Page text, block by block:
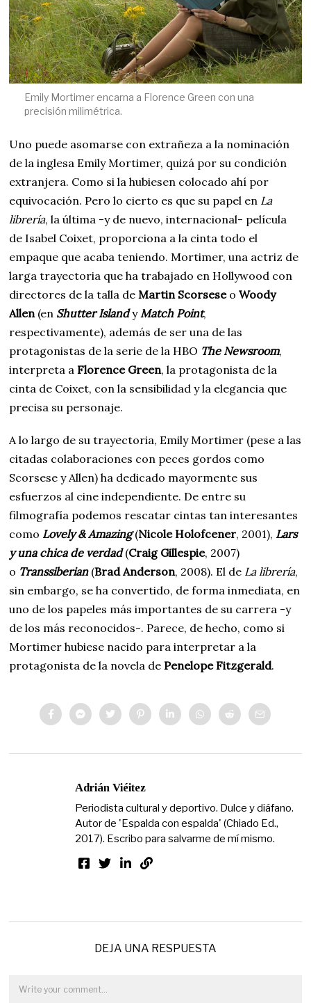
Emily Mortimer encarna a Florence Green con una
precisión milimétrica.
Uno puede asomarse con extrañeza a la nominación
de la inglesa Emily Mortimer, quizá por su condición
extranjera. Como si la hubiesen colocado ahí por
equivocación. Pero lo cierto es que su papel en La
librería, la última -y de nuevo, internacional- película
de Isabel Coixet, proporciona a la cinta todo el
empaque que acaba teniendo. Mortimer, una actriz de
larga trayectoria que ha trabajado en Hollywood con
directores de la talla de Martin ScorseseoWoody
Allen(en Shutter Islandy Match Point,
respectivamente), además de ser una de las
protagonistas de la serie de la HBO The Newsroom,
interpreta aFlorence Green, la protagonista de la
cinta de Coixet, con la sensibilidad y la elegancia que
precisa su personaje.
A lo largo de su trayectoria, Emily Mortimer (pese a las
citadas colaboraciones con peces gordos como
Scorsese y Allen) ha dedicado mayormente sus
esfuerzos al cine independiente. De entre su
filmografía podemos rescatar cintas tan interesantes
como Lovely & Amazing (Nicole Holofcener, 2001), Lars
y una chica de verdad (Craig Gillespie, 2007)
o Transsiberian (Brad Anderson, 2008). El de La librería,
sin embargo, se ha convertido, de forma inmediata, en
uno de los papeles más importantes de su carrera -y
de los más reconocidos-. Parece, de hecho, como si
Mortimer hubiese nacido para interpretar a la
protagonista de la novela de Penelope Fitzgerald.
Adrián Viéitez
Periodista cultural y deportivo. Dulce y diáfano.
Autor de 'Espalda con espalda' (Chiado Ed.,
2017). Escribo para salvarme de mí mismo.
DEJA UNA RESPUESTA